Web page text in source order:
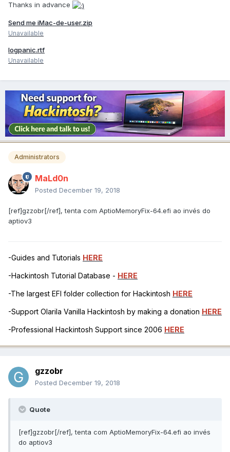
Thanks in advance
Send me iMac-de-user.zip
Unavailable
logpanic.rtf
Unavailable
Administrators
MaLd0n
Posted December 19, 2018
[ref]gzzobr[/ref], tenta com AptioMemoryFix-64.efi ao invés do
aptiov3
-Guides and Tutorials HERE
-Hackintosh Tutorial Database - HERE
-The largest EFI folder collection for Hackintosh HERE
-Support Olarila Vanilla Hackintosh by making a donation HERE
-Professional Hackintosh Support since 2006 HERE
gzzobr
Posted December 19, 2018
Quote
[ref]gzzobr[/ref], tenta com AptioMemoryFix-64.efi ao invés
do aptiov3